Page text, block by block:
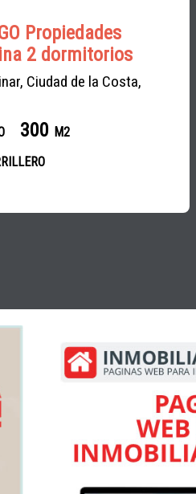
Propiedades
2 dormitorios
Ciudad de la Costa,
300 M2